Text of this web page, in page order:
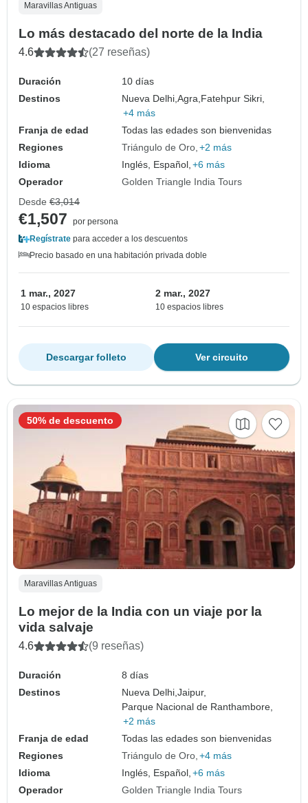
Maravillas Antiguas
Lo más destacado del norte de la India
4.6 (27 reseñas)
Duración
10 días
Destinos
Nueva Delhi,Agra, Fatehpur Sikri,
+4 más
Franja de edad
Todas las edades son bienvenidas
Regiones
Triángulo de Oro +2 más
Idioma
Inglés, Español, +6 más
Operador
Golden Triangle India Tours
Desde €3,014
€1,507
por persona
Regístrate para acceder a los descuentos
Precio basado en una habitación privada doble
1 mar., 2027
10 espacios libres
2 mar., 2027
10 espacios libres
Ver circuito
Descargar folleto
Maravillas Antiguas
Lo mejor de la India con un viaje por la
vida salvaje
4.6 (9 reseñas)
Duración
8 días
Destinos
Nueva Delhi,Jaipur,
Parque Nacional de Ranthambore,
+2 más
Franja de edad
Todas las edades son bienvenidas
Regiones
Triángulo de Oro +4 más
Idioma
Inglés, Español, +6 más
Operador
Golden Triangle India Tours
50% de descuento